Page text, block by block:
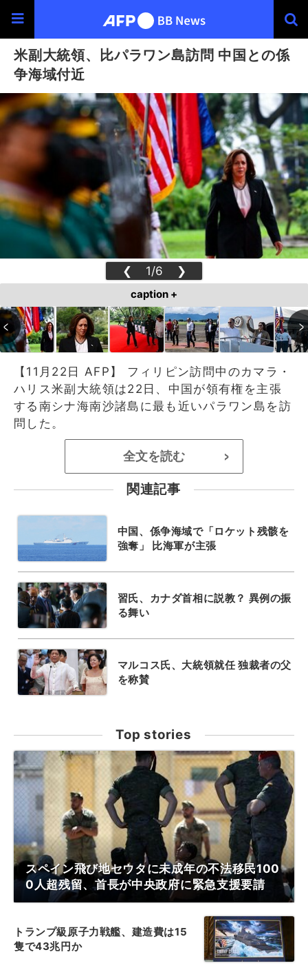
米副大統領、比パラワン島訪問 中国との係
争海域付近
❮ 1/6 ❯
caption +
【11月22日 AFP】 フィリピン訪問中のカマラ・
ハリス米副大統領は22日、中国が領有権を主張
する南シナ海南沙諸島に最も近いパラワン島を訪
問した。
全文を読む >
関連記事
中国、係争海域で「ロケット残骸を
強奪」 比海軍が主張
習氏、カナダ首相に説教？ 異例の振
る舞い
マルコス氏、大統領就任 独裁者の父
を称賛
Top stories
スペイン飛び地セウタに未成年の不法移民100
0人超残留、首長が中央政府に緊急支援要請
トランプ級原子力戦艦、建造費は15
隻で43兆円か